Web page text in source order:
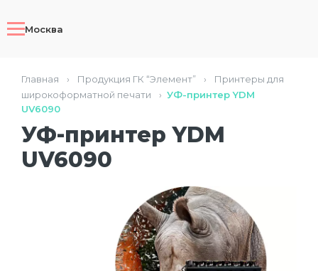
Москва
Главная › Продукция ГК “Элемент” ›
Принтеры для
широкоформатной печати
› УФ-принтер YDM
UV6090
УФ-принтер YDM
UV6090